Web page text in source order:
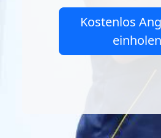
Kostenlos
einholen